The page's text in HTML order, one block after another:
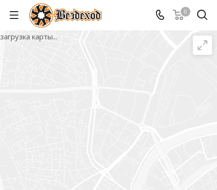
0
загрузка карты...